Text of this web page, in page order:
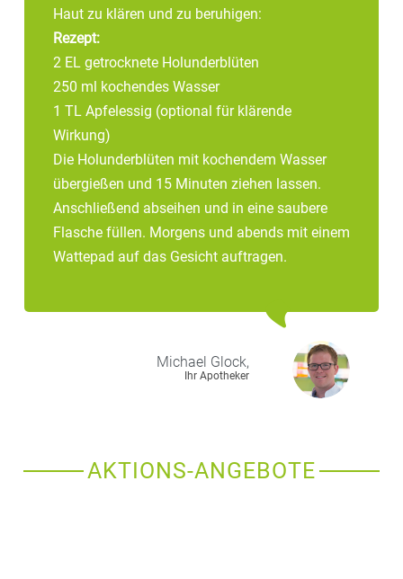
Haut zu klären und zu beruhigen:
Rezept:
2 EL getrocknete Holunderblüten
250 ml kochendes Wasser
1 TL Apfelessig (optional für klärende
Wirkung)
Die Holunderblüten mit kochendem Wasser
übergießen und 15 Minuten ziehen lassen.
Anschließend abseihen und in eine saubere
Flasche füllen. Morgens und abends mit einem
Wattepad auf das Gesicht auftragen.
Michael Glock,
Ihr Apotheker
AKTIONS-ANGEBOTE